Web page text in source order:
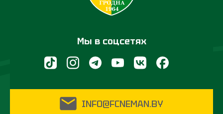
Мы в соцсетях
INFO@FCNEMAN.BY